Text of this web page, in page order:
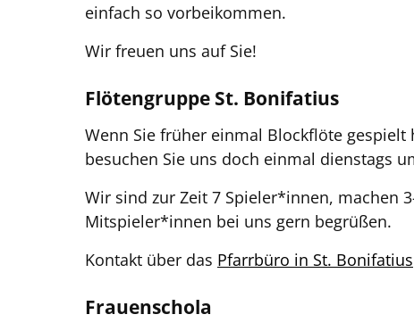
einfach so vorbeikommen.
Wir freuen uns auf Sie!
Flötengruppe St. Bonifatius
Wenn Sie früher einmal Blockflöte
besuchen Sie uns doch einmal dienstags
Wir sind zur Zeit 7 Spieler*innen, machen
Mitspieler*innen bei uns gern begrüßen.
Kontakt über das Pfarrbüro in St. Bonifatius
Frauenschola